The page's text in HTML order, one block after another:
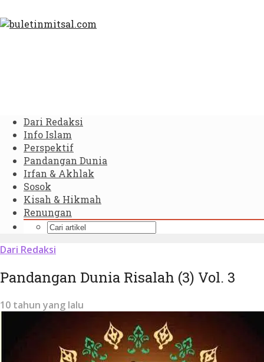
Dari Redaksi
Info Islam
Perspektif
Pandangan Dunia
Irfan & Akhlak
Sosok
Kisah & Hikmah
Renungan
Dari Redaksi
Pandangan Dunia Risalah (3) Vol. 3
10 tahun yang lalu